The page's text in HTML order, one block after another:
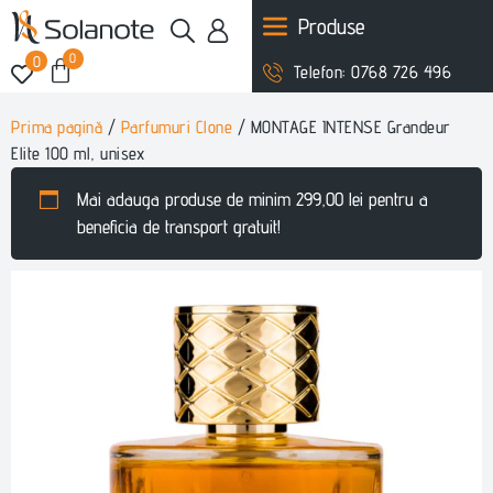
0 0
Produse
Telefon: 0768 726 496
Prima pagină / Parfumuri Clone / MONTAGE INTENSE Grandeur
Elite 100 ml, unisex
Mai adauga produse de minim 299,00 lei pentru a
beneficia de transport gratuit!